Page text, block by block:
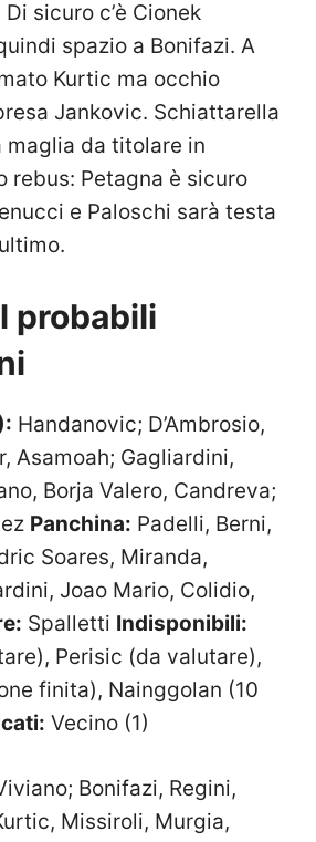
sicuro c’è Cionek
spazio a Bonifazi. A
Kurtic ma occhio
Jankovic. Schiattarella
maglia da titolare in
rebus: Petagna è sicuro
e Paloschi sarà testa
probabili
Handanovic; D’Ambrosio,
Asamoah; Gagliardini,
Borja Valero, Candreva;
Panchina: Padelli, Berni,
Soares, Miranda,
Joao Mario, Colidio,
Spalletti Indisponibili:
Perisic (da valutare),
finita), Nainggolan (10
Vecino (1)
Bonifazi, Regini,
Missiroli, Murgia,